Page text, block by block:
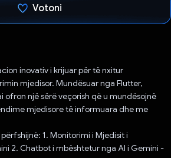
Votoni
inovativ i krijuar për të nxitur
mjedisor. Mundësuar nga Flutter,
ofron një sërë veçorish që u mundësojnë
mjedisore të informuara dhe me
1. Monitorimi i Mjedisit i
2. Chatbot i mbështetur nga AI i Gemini -